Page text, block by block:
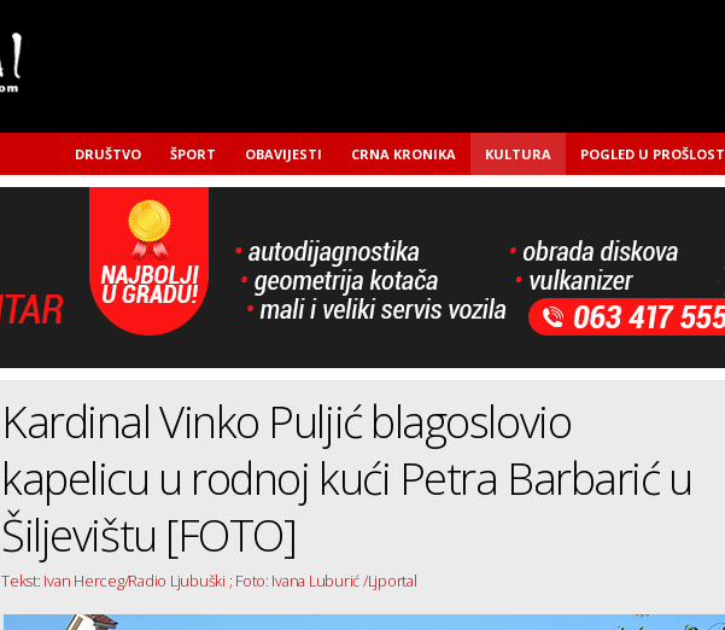
DRUŠTVO ŠPORT OBAVIJESTI CRNA KRONIKA KULTURA POGLED U PROŠLOST
Kardinal Vinko Puljić blagoslovio
kapelicu u rodnoj kući Petra Barbarić u
Šiljevištu [FOTO]
Tekst: Ivan Herceg/Radio Ljubuški ; Foto: Ivana Luburić /Ljportal